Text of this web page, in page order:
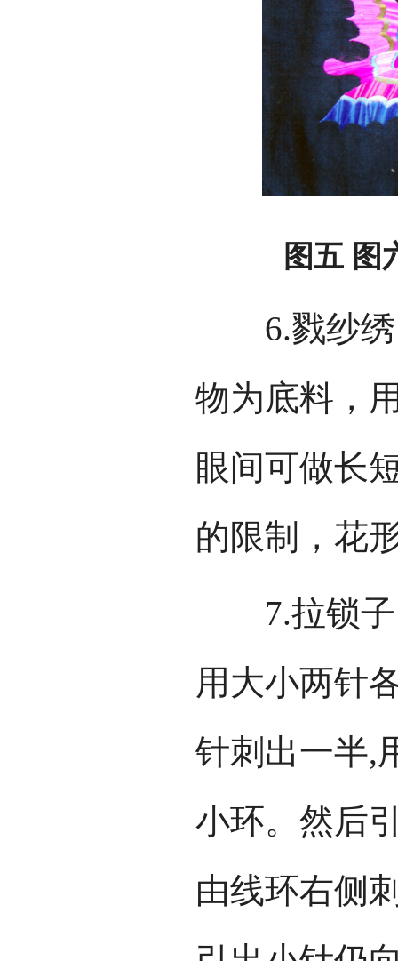
图五 图
6.戮纱绣
物为底料，
眼间可做长
的限制，花
7.拉锁子
用大小两针
针刺出一半,
小环。然后
由线环右侧